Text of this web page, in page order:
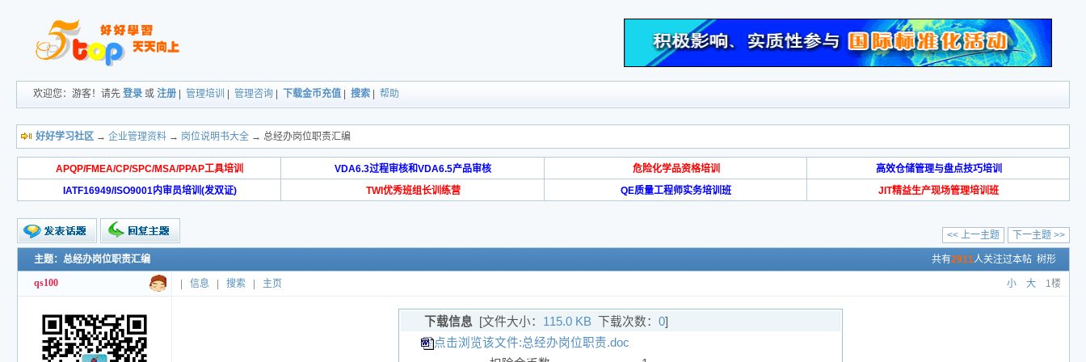
欢迎您：游客！请先登录 或注册 |管理培训 |管理咨询 下载金币充值 |搜索 |帮助
好好学习社区 →企业管理资料 → 岗位说明书大全 → 总经办岗位职责汇编
APQP/FMEA/CP/SPC/MSA/PPAP工具培训 VDA6.3过程审核和VDA6.5产品审核 危险化学品资格培训
高效仓储管理与盘点技巧培训
IATF16949/ISO9001内审员培训(发双证)
TWI优秀班组长训练营 QE质量工程师实务培训班 JIT精益生产现场管理培训班
下一主题 >>
<< 上一主题
共有2911人关注过本帖 树形
主题：总经办岗位职责汇编
qs100 小 大 1楼
信息 搜索 主页
下载信息 [文件大小： 115.0 KB 下载次数： 0]
点击浏览该文件:总经办岗位职责.doc